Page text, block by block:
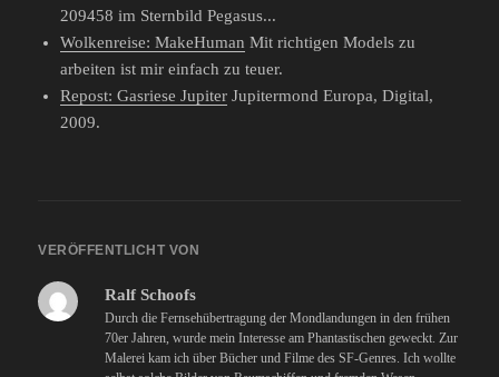
209458 im Sternbild Pegasus...
Wolkenreise: MakeHuman Mit richtigen Models zu
arbeiten ist mir einfach zu teuer.
Repost: Gasriese Jupiter Jupitermond Europa, Digital,
2009.
VERÖFFENTLICHT VON
Ralf Schoofs
Durch die Fernsehübertragung der Mondlandungen in den frühen
70er Jahren, wurde mein Interesse am Phantastischen geweckt. Zur
Malerei kam ich über Bücher und Filme des SF-Genres. Ich wollte